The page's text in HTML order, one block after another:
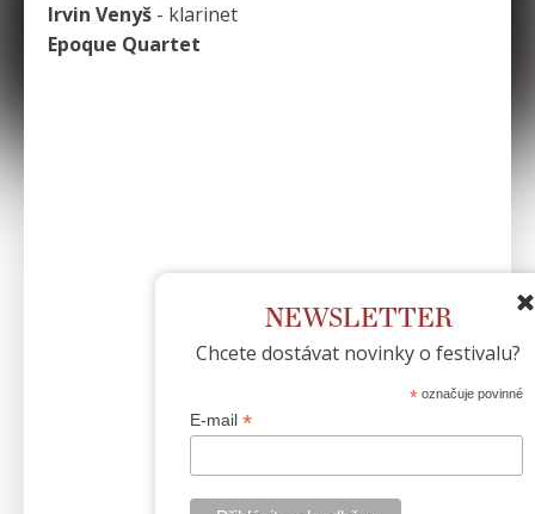
Irvin Venyš - klarinet
Epoque Quartet
NEWSLETTER
Chcete dostávat novinky o festivalu?
* označuje povinné
E-mail *